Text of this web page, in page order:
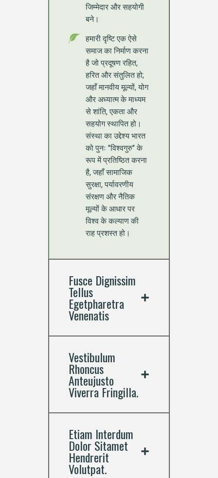
जिम्मेदार और सहयोगी
बने।
हमारी दृष्टि एक ऐसे
समाज का निर्माण करना
है जो प्रदूषण रहित,
हरित और संतुलित हो;
जहाँ मानवीय मूल्यों, योग
और अध्यात्म के माध्यम
से शांति, एकता और
सहयोग स्थापित हो।
संस्था का उद्देश्य भारत
को पुनः "विश्वगुरु" के
रूप में प्रतिष्ठित करना
है, जहाँ सामाजिक
सुरक्षा, पर्यावरणीय
संरक्षण और नैतिक
मूल्यों के आधार पर
विश्व के कल्याण की
राह प्रशस्त हो।
Fusce Dignissim
Tellus
Egetpharetra
Venenatis
Vestibulum
Rhoncus
Anteujusto
Viverra Fringilla.
Etiam Interdum
Dolor Sitamet
Hendrerit
Volutpat.